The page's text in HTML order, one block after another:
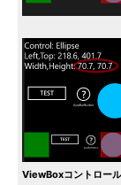
ViewBoxコントロー